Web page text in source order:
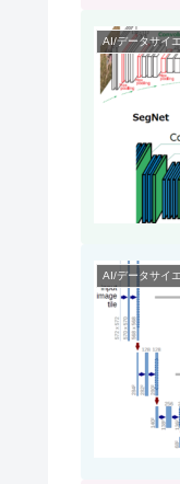
AI/データサイ
AI/データサイ